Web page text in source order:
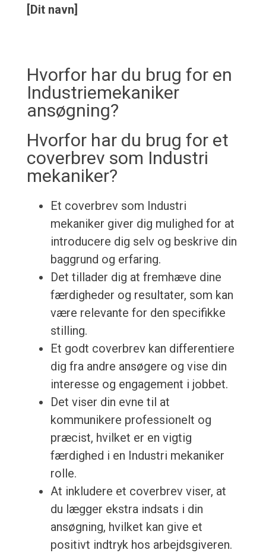
[Dit navn]
Hvorfor har du brug for en
Industriemekaniker
ansøgning?
Hvorfor har du brug for et
coverbrev som Industri
mekaniker?
Et coverbrev som Industri
mekaniker giver dig mulighed for at
introducere dig selv og beskrive din
baggrund og erfaring.
Det tillader dig at fremhæve dine
færdigheder og resultater, som kan
være relevante for den specifikke
stilling.
Et godt coverbrev kan differentiere
dig fra andre ansøgere og vise din
interesse og engagement i jobbet.
Det viser din evne til at
kommunikere professionelt og
præcist, hvilket er en vigtig
færdighed i en Industri mekaniker
rolle.
At inkludere et coverbrev viser, at
du lægger ekstra indsats i din
ansøgning, hvilket kan give et
positivt indtryk hos arbejdsgiveren.